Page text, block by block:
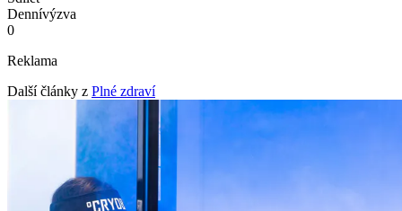
Dennívýzva
0
Reklama
Další články z Plné zdraví